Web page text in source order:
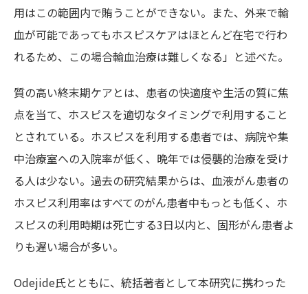
用はこの範囲内で賄うことができない。また、外来で輸
血が可能であってもホスピスケアはほとんど在宅で行わ
れるため、この場合輸血治療は難しくなる」と述べた。
質の高い終末期ケアとは、患者の快適度や生活の質に焦
点を当て、ホスピスを適切なタイミングで利用すること
とされている。ホスピスを利用する患者では、病院や集
中治療室への入院率が低く、晩年では侵襲的治療を受け
る人は少ない。過去の研究結果からは、血液がん患者の
ホスピス利用率はすべてのがん患者中もっとも低く、ホ
スピスの利用時期は死亡する3日以内と、固形がん患者よ
りも遅い場合が多い。
Odejide氏とともに、統括著者として本研究に携わった